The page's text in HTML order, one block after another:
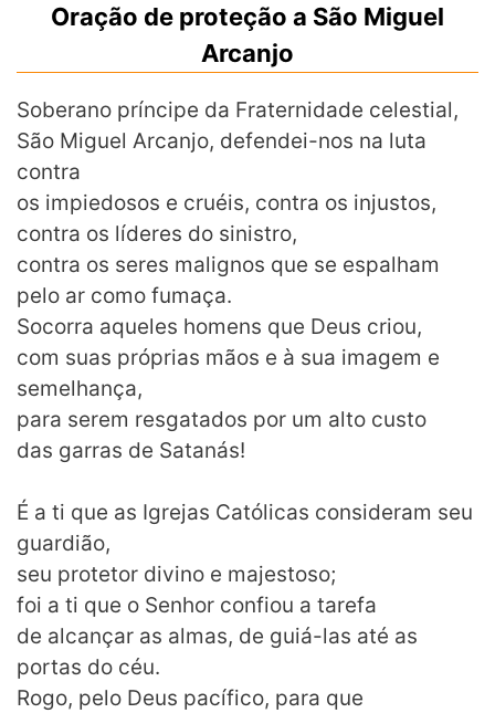
Oração de proteção a São Miguel
Arcanjo
Soberano príncipe da Fraternidade celestial,
São Miguel Arcanjo, defendei-nos na luta
contra
os impiedosos e cruéis, contra os injustos,
contra os líderes do sinistro,
contra os seres malignos que se espalham
pelo ar como fumaça.
Socorra aqueles homens que Deus criou,
com suas próprias mãos e à sua imagem e
semelhança,
para serem resgatados por um alto custo
das garras de Satanás!
É a ti que as Igrejas Católicas consideram seu
guardião,
seu protetor divino e majestoso;
foi a ti que o Senhor confiou a tarefa
de alcançar as almas, de guiá-las até as
portas do céu.
Rogo, pelo Deus pacífico, para que